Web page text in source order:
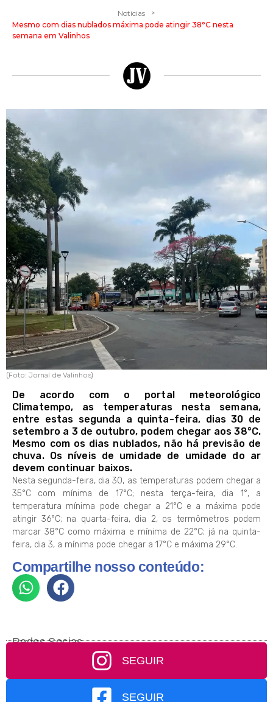
Notícias >
Mesmo com dias nublados máxima pode atingir 38°C nesta
semana em Valinhos
(Foto: Jornal de Valinhos)
De acordo com o portal meteorológico
Climatempo, as temperaturas nesta semana,
entre estas segunda a quinta-feira, dias 30 de
setembro a 3 de outubro, podem chegar aos 38°C.
Mesmo com os dias nublados, não há previsão de
chuva. Os níveis de umidade de umidade do ar
devem continuar baixos.
Nesta segunda-feira, dia 30, as temperaturas podem chegar a
35°C com mínima de 17°C; nesta terça-feira, dia 1°, a
temperatura mínima pode chegar a 21°C e a máxima pode
atingir 36°C; na quarta-feira, dia 2, os termômetros podem
marcar 38°C como máxima e mínima de 22°C; já na quinta-
feira, dia 3, a mínima pode chegar a 17°C e máxima 29°C.
Compartilhe nosso conteúdo:
Redes Socias
SEGUIR
SEGUIR